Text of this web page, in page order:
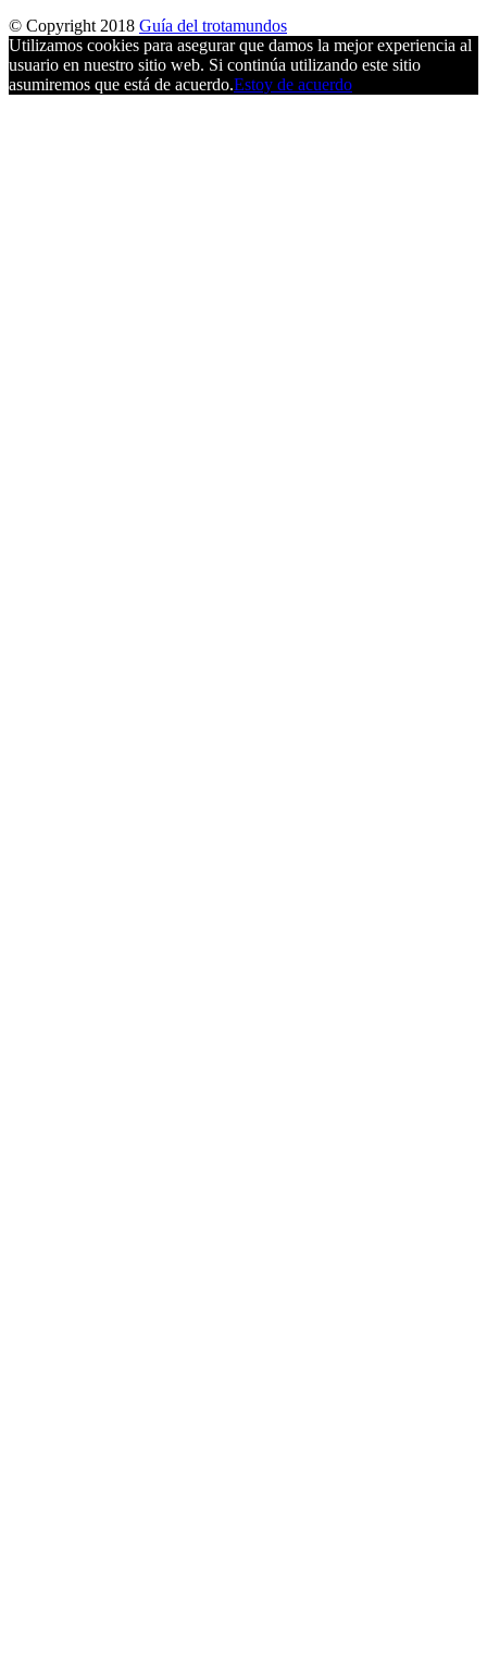
© Copyright 2018 Guía del trotamundos
Utilizamos cookies para asegurar que damos la mejor experiencia al
usuario en nuestro sitio web. Si continúa utilizando este sitio
asumiremos que está de acuerdo.Estoy de acuerdo